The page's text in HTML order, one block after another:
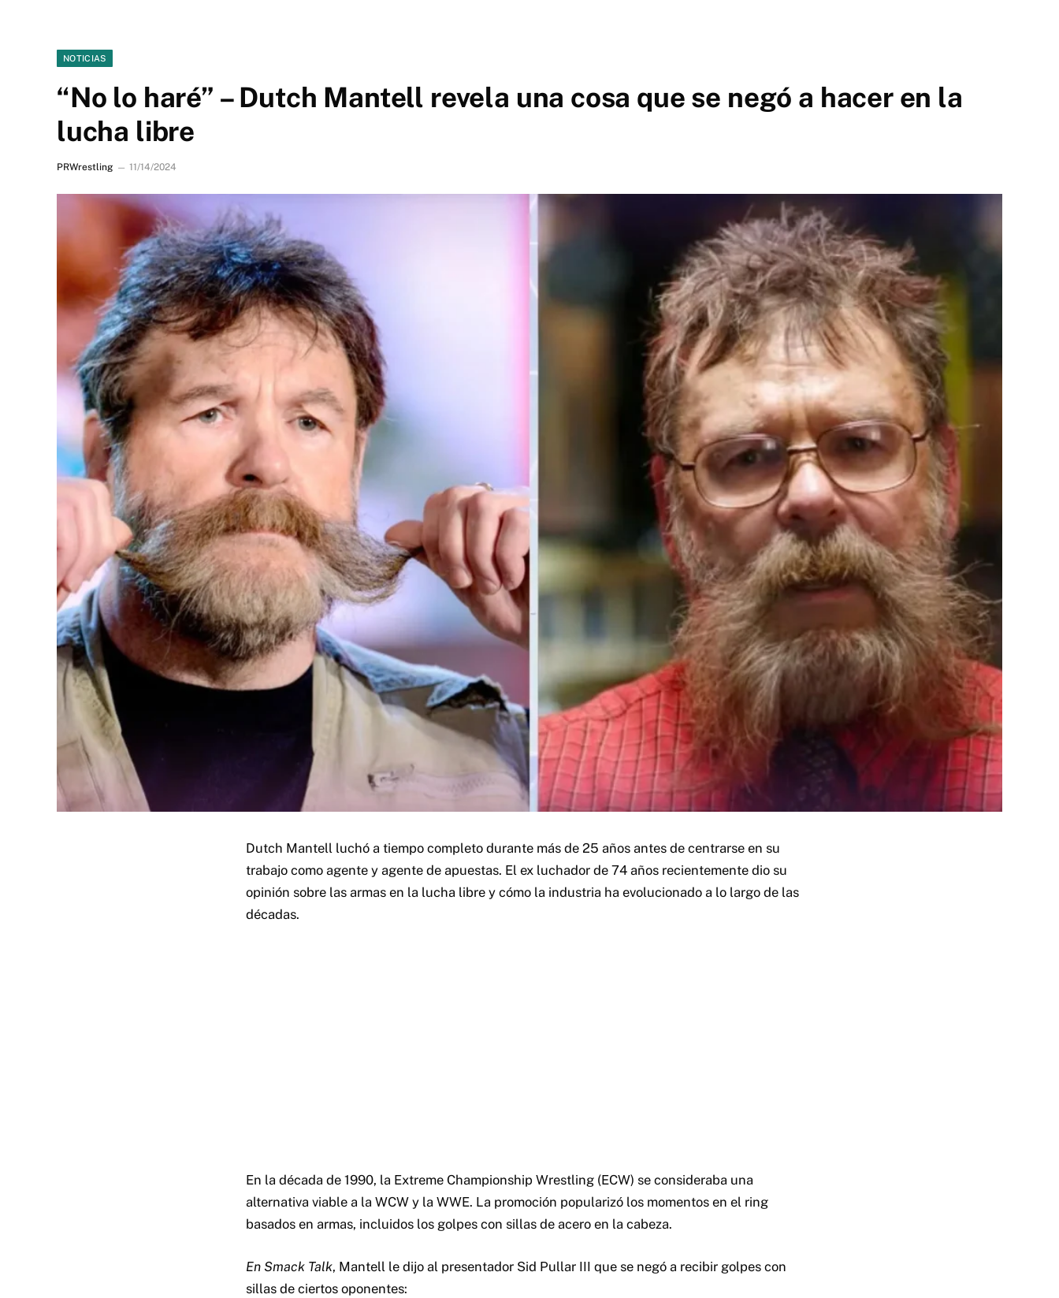
NOTICIAS
“No lo haré” – Dutch Mantell revela una cosa que se negó a hacer en la
lucha libre
PRWrestling 11/14/2024
Dutch Mantell luchó a tiempo completo durante más de 25 años antes de centrarse en su
trabajo como agente y agente de apuestas. El ex luchador de 74 años recientemente dio su
opinión sobre las armas en la lucha libre y cómo la industria ha evolucionado a lo largo de las
décadas.
En la década de 1990, la Extreme Championship Wrestling (ECW) se consideraba una
alternativa viable a la WCW y la WWE. La promoción popularizó los momentos en el ring
basados ​​en armas, incluidos los golpes con sillas de acero en la cabeza.
En Smack Talk, Mantell le dijo al presentador Sid Pullar III que se negó a recibir golpes con
sillas de ciertos oponentes: